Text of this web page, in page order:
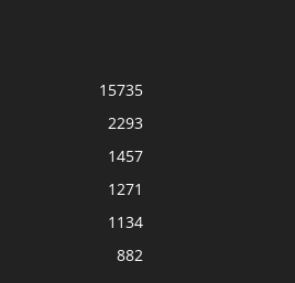
15735
2293
1457
1271
1134
882